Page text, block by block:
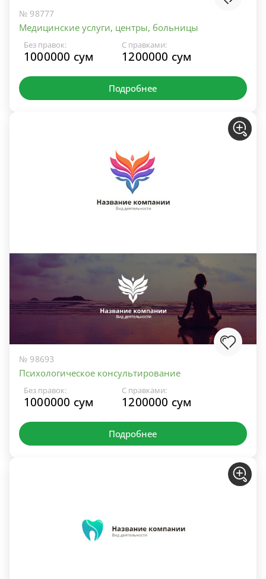
№ 98777
Медицинские услуги, центры, больницы
Без правок:
1000000 сум
С правками:
1200000 сум
Подробнее
№ 98693
Психологическое консультирование
Без правок:
1000000 сум
С правками:
1200000 сум
Подробнее